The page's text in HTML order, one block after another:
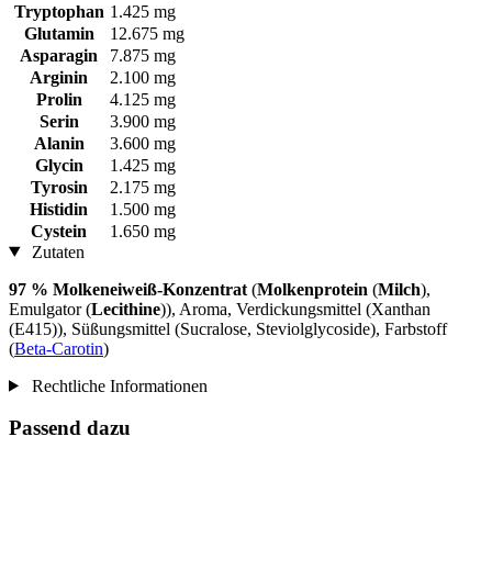
Tryptophan 1.425 mg
Glutamin
12.675 mg
Asparagin
7.875 mg
Arginin
2.100 mg
Prolin
4.125 mg
Serin
3.900 mg
Alanin
3.600 mg
Glycin
1.425 mg
Tyrosin
2.175 mg
Histidin
1.500 mg
Cystein
1.650 mg
Zutaten
97 % Molkeneiweiß-Konzentrat (Molkenprotein (Milch),
Emulgator (Lecithine)), Aroma, Verdickungsmittel (Xanthan
(E415)), Süßungsmittel (Sucralose, Steviolglycoside), Farbstoff
(Beta-Carotin)
Rechtliche Informationen
Passend dazu